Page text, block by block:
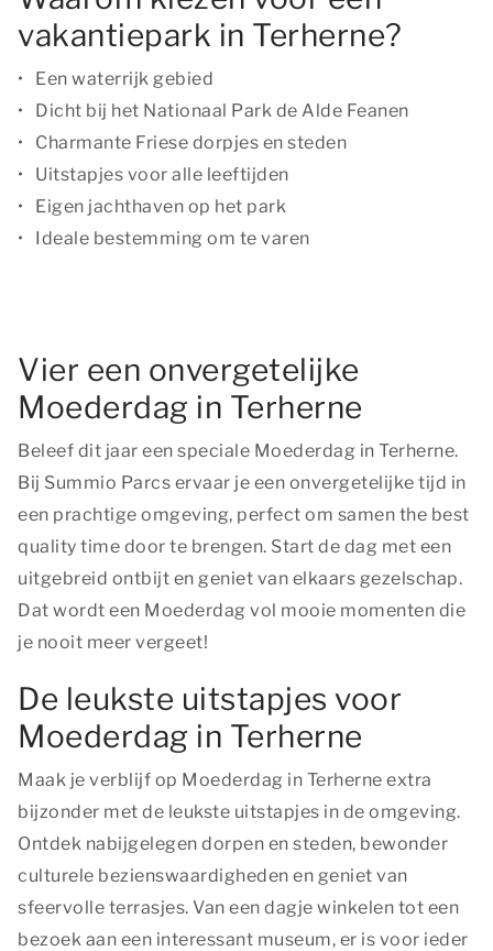
vakantiepark in Terherne?
Een waterrijk gebied
Dicht bij het Nationaal Park de Alde Feanen
Charmante Friese dorpjes en steden
Uitstapjes voor alle leeftijden
Eigen jachthaven op het park
Ideale bestemming om te varen
Vier een onvergetelijke
Moederdag in Terherne
Beleef dit jaar een speciale Moederdag in Terherne.
Bij Summio Parcs ervaar je een onvergetelijke tijd in
een prachtige omgeving, perfect om samen the best
quality time door te brengen. Start de dag met een
uitgebreid ontbijt en geniet van elkaars gezelschap.
Dat wordt een Moederdag vol mooie momenten die
je nooit meer vergeet!
De leukste uitstapjes voor
Moederdag in Terherne
Maak je verblijf op Moederdag in Terherne extra
bijzonder met de leukste uitstapjes in de omgeving.
Ontdek nabijgelegen dorpen en steden, bewonder
culturele bezienswaardigheden en geniet van
sfeervolle terrasjes. Van een dagje winkelen tot een
bezoek aan een interessant museum, er is voor ieder